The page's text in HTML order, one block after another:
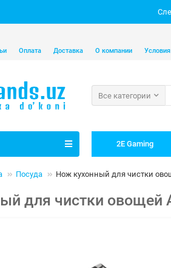
Оплата Доставка О компании
Все категории
2E Gaming
Посуда Нож кухонный для чистки
для чистки овощей